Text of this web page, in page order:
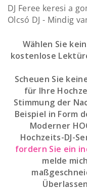
DJ Feree keresi a
Olcsó DJ - Mindig
Wählen Sie
kostenlose
Scheuen Sie
für Ihre
Stimmung der
Beispiel in Form
Moderner
Hochzeits-DJ-
fordern Sie ein
melde